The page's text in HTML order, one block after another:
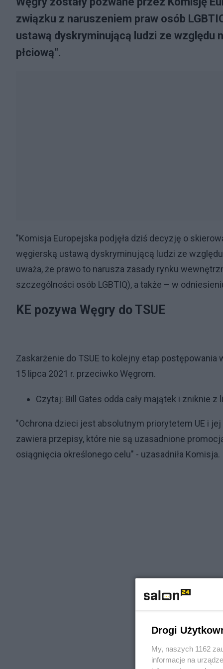
związku z naruszeniem praw osób
ustawą dyskryminującą ludzi ze względu
płciową".
"Komisja Europejska podjęła dziś decyzję o
węgierską ustawą dyskryminującą ludzi ze
uważa, że prawo to narusza zasady rynku
szczególności osób LGBTIQ), a także – w
KE pozywa Węgry do TSUE
Zaskarżenie do TSUE to kolejny etap
15 lipca 2021 r. przeciwko Węgrom.
Czytaj: Bill Gates odda cały majątek i zniknie
"Ochrona dzieci jest absolutnym priorytetem UE i
zawiera przepisy, które nie są uzasadnione
osiągnięcia określonego celu" - uzasadniła Komisja.
Drogi
My, naszych 1162
informacje na